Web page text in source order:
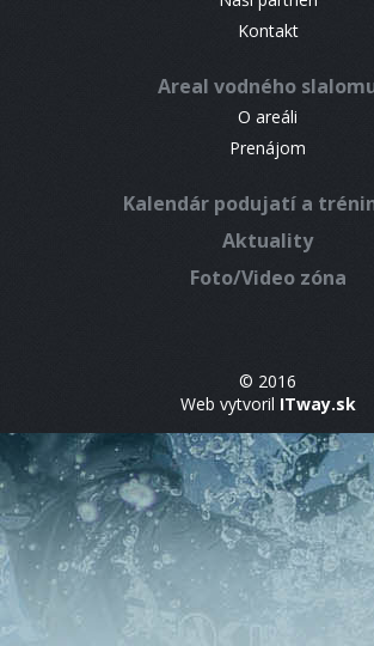
Kontakt
Areal vodného
O areáli
Prenájom
Kalendár podujatí a
Aktuality
Foto/Video zóna
© 2016
Web vytvoril ITway.sk